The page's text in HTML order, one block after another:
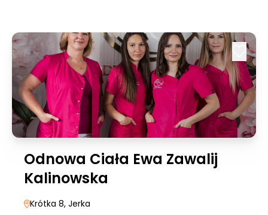
Odnowa Ciała Ewa Zawalij
Kalinowska
Krótka 8, Jerka